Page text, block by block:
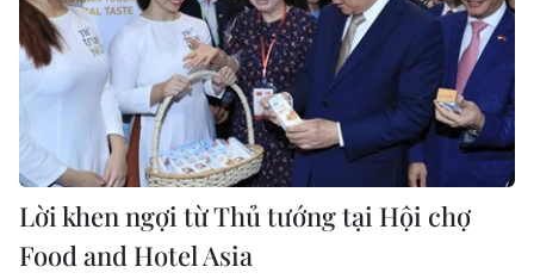
Lời khen ngợi từ Thủ tướng tại Hội chợ
Food and Hotel Asia